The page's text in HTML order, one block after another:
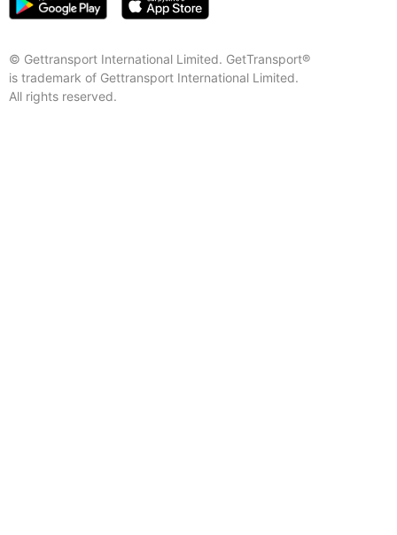
© Gettransport International Limited. GetTransport®
is trademark of Gettransport International Limited.
All rights reserved.